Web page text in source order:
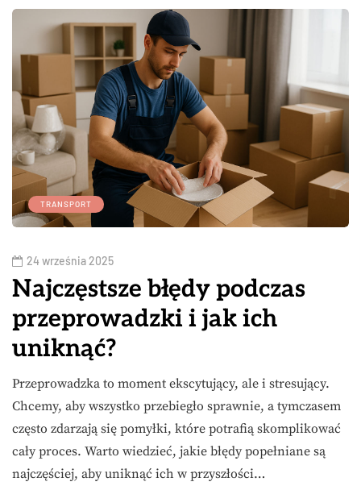
TRANSPORT
24 września 2025
Najczęstsze błędy podczas
przeprowadzki i jak ich
uniknąć?
Przeprowadzka to moment ekscytujący, ale i stresujący.
Chcemy, aby wszystko przebiegło sprawnie, a tymczasem
często zdarzają się pomyłki, które potrafią skomplikować
cały proces. Warto wiedzieć, jakie błędy popełniane są
najczęściej, aby uniknąć ich w przyszłości…